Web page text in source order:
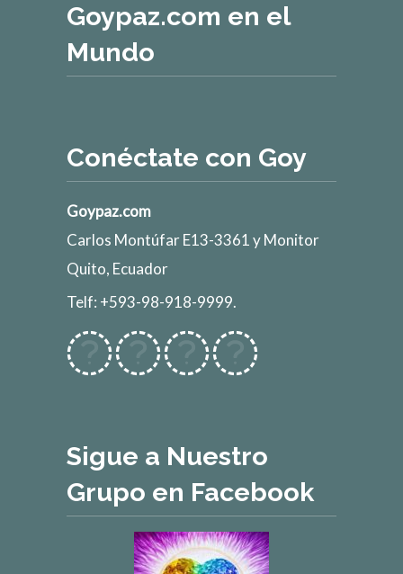
Goypaz.com en el
Mundo
Conéctate con Goy
Goypaz.com
Carlos Montúfar E13-3361 y Monitor
Quito, Ecuador
Telf: +593-98-918-9999.
Sigue a Nuestro
Grupo en Facebook